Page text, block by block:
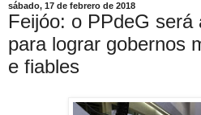
sábado, 17 de febrero de 2018
Feijóo: o PPdeG será
para lograr gobernos
e fiables